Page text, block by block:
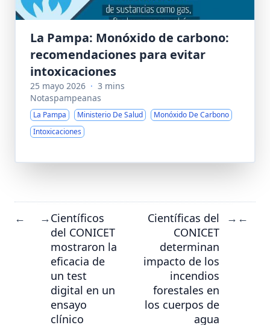
La Pampa: Monóxido de carbono:
recomendaciones para evitar
intoxicaciones
25 mayo 2026 · 3 mins
Notaspampeanas
La Pampa Ministerio De Salud
Monóxido De Carbono
Intoxicaciones
← →Científicos
del CONICET
mostraron la
eficacia de
un test
digital en un
ensayo
clínico
Científicas del
CONICET
determinan
impacto de los
incendios
forestales en
los cuerpos de
agua
→ ←